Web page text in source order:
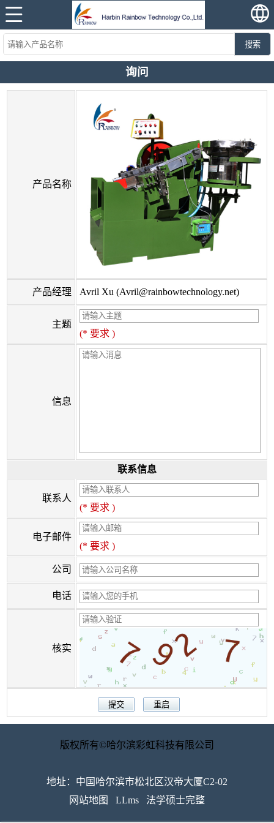
搜索
询问
产品名称
产品经理 Avril Xu (Avril@rainbowtechnology.net)
主题
(* 要求 )
信息
联系信息
联系人
(* 要求 )
电子邮件
(* 要求 )
公司
电话
核实
版权所有©哈尔滨彩虹科技有限公司
地址：中国哈尔滨市松北区汉帝大厦C2-02
网站地图
LLms 法学硕士完整